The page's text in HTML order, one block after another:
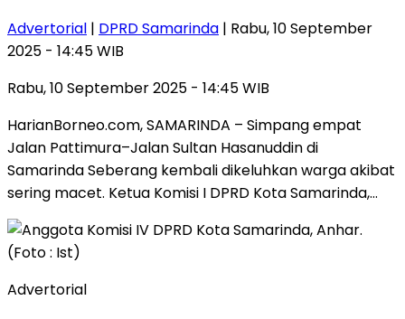
Advertorial | DPRD Samarinda | Rabu, 10 September
2025 - 14:45 WIB
Rabu, 10 September 2025 - 14:45 WIB
HarianBorneo.com, SAMARINDA – Simpang empat
Jalan Pattimura–Jalan Sultan Hasanuddin di
Samarinda Seberang kembali dikeluhkan warga akibat
sering macet. Ketua Komisi I DPRD Kota Samarinda,…
Advertorial